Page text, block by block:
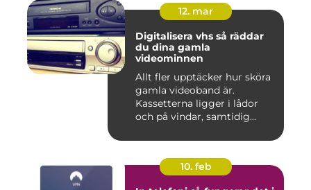
12. mar
Digitalisera vhs så räddar
du dina gamla
videominnen
Allt fler upptäcker hur sköra
gamla videoband är.
Kassetterna ligger i lådor
och på vindar, samtidig...
10. feb